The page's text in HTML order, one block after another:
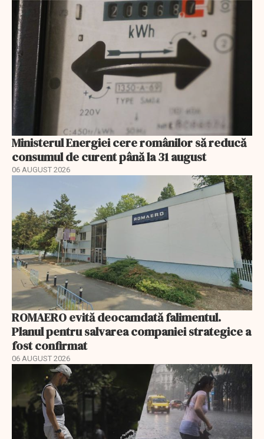
Ministerul Energiei cere românilor să reducă
consumul de curent până la 31 august
06 AUGUST 2026
ROMAERO evită deocamdată falimentul.
Planul pentru salvarea companiei strategice a
fost confirmat
06 AUGUST 2026